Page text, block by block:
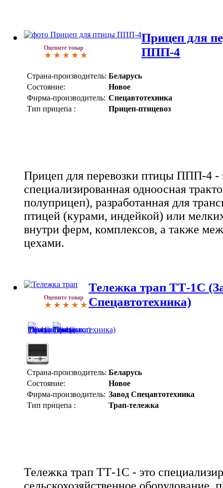
Оцените товар
Прицеп для
ППП-4
Страна-производитель: Беларусь
Состояние:
Новое
Фирма-производитель: Спецавтотехника
Тип прицепа :
Прицеп-птицевоз
Прицеп для перевозки птицы ППП-4 -
специализированная одноосная
полуприцеп), разработанная для
птицей (курами, индейкой) или
внутри ферм, комплексов, а также
цехами.
Оцените товар
Тележка трап ТТ-1С
Спецавтотехника)
Страна-производитель: Беларусь
Состояние:
Новое
Фирма-производитель: Завод Спецавтотехника
Тип прицепа :
Трап-тележка
Тележка трап ТТ-1С - это